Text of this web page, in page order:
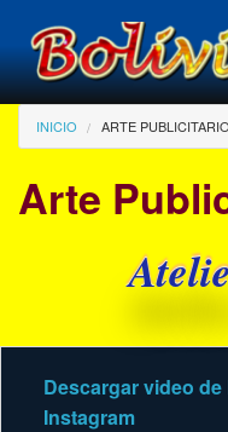
Usted está
INICIO ARTE PUBLICITARIO
Arte
Descargar video
Instagram